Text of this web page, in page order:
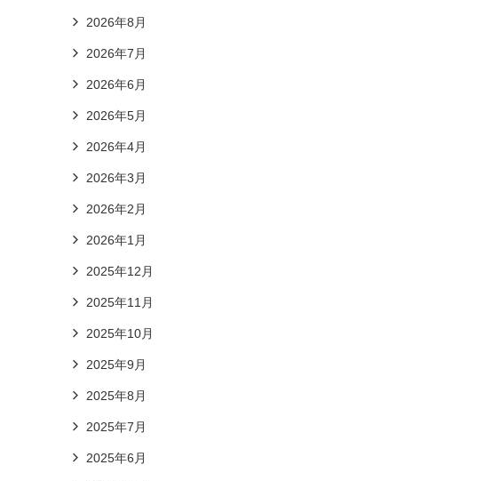
2026年8月
2026年7月
2026年6月
2026年5月
2026年4月
2026年3月
2026年2月
2026年1月
2025年12月
2025年11月
2025年10月
2025年9月
2025年8月
2025年7月
2025年6月